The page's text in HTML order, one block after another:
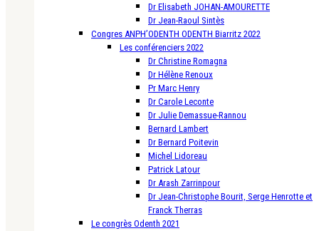
Dr Elisabeth JOHAN-AMOURETTE
Dr Jean-Raoul Sintès
Congres ANPH’ODENTH ODENTH Biarritz 2022
Les conférenciers 2022
Dr Christine Romagna
Dr Hélène Renoux
Pr Marc Henry
Dr Carole Leconte
Dr Julie Demassue-Rannou
Bernard Lambert
Dr Bernard Poitevin
Michel Lidoreau
Patrick Latour
Dr Arash Zarrinpour
Dr Jean-Christophe Bourit, Serge Henrotte et
Franck Therras
Le congrès Odenth 2021